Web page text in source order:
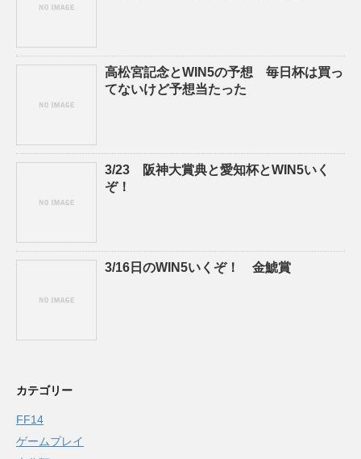
高松宮記念とWIN5の予想 毎日杯は買っ
てないけど予想当たった
3/23 阪神大賞典と愛知杯とWIN5いく
ぞ！
3/16日のWIN5いくぞ！ 金鯱賞
カテゴリー
FF14
ゲームプレイ